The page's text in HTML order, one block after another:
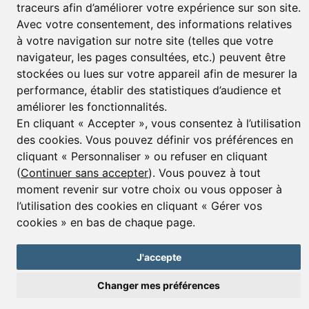
traceurs afin d’améliorer votre expérience sur son site.
Avec votre consentement, des informations relatives
à votre navigation sur notre site (telles que votre
navigateur, les pages consultées, etc.) peuvent être
stockées ou lues sur votre appareil afin de mesurer la
performance, établir des statistiques d’audience et
améliorer les fonctionnalités.
En cliquant « Accepter », vous consentez à l’utilisation
des cookies. Vous pouvez définir vos préférences en
cliquant « Personnaliser » ou refuser en cliquant
(Continuer sans accepter). Vous pouvez à tout
moment revenir sur votre choix ou vous opposer à
l’utilisation des cookies en cliquant « Gérer vos
cookies » en bas de chaque page.
J'accepte
Changer mes préférences
E-mail*
J’accepte de recevoir alertes et lettres d’informations
S'inscrire
© Copyright 2025 Leggett Immobilier -mentions légales
Transactions sur Immeubles et Fonds de Commerce S.A.R.L au Capital
Social de 250 000€ RCS Périgueux : 434 086 930. N° de TVA FR 09434086930
Selon la loi du 2 janvier 1970. Carte professionnelle CPI 2401 2018 000 027
208 délivrée par la CCI de la Dordogne. Adhérent N° 23 420 G à la Caisse